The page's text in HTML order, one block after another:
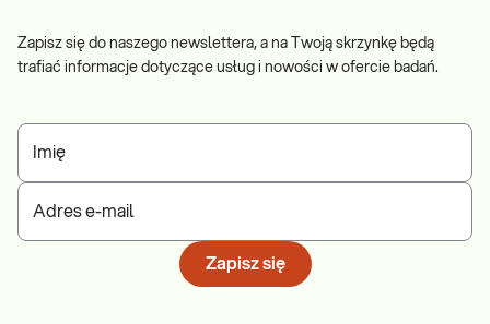
Zapisz się do naszego newslettera, a na Twoją skrzynkę będą
trafiać informacje dotyczące usług i nowości w ofercie badań.
Imię
Adres e-mail
Zapisz się